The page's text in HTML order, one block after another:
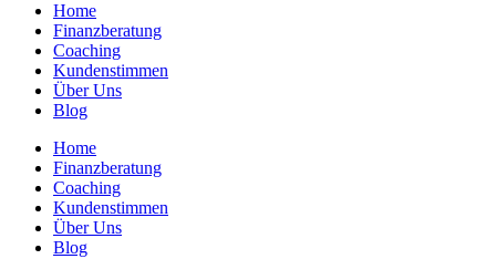
Home
Finanzberatung
Coaching
Kundenstimmen
Über Uns
Blog
Home
Finanzberatung
Coaching
Kundenstimmen
Über Uns
Blog